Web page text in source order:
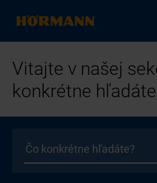
Vitajte v našej
konkrétne